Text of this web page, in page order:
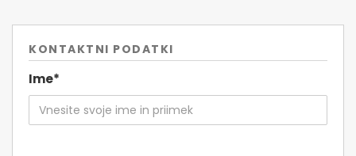
KONTAKTNI PODATKI
Ime*